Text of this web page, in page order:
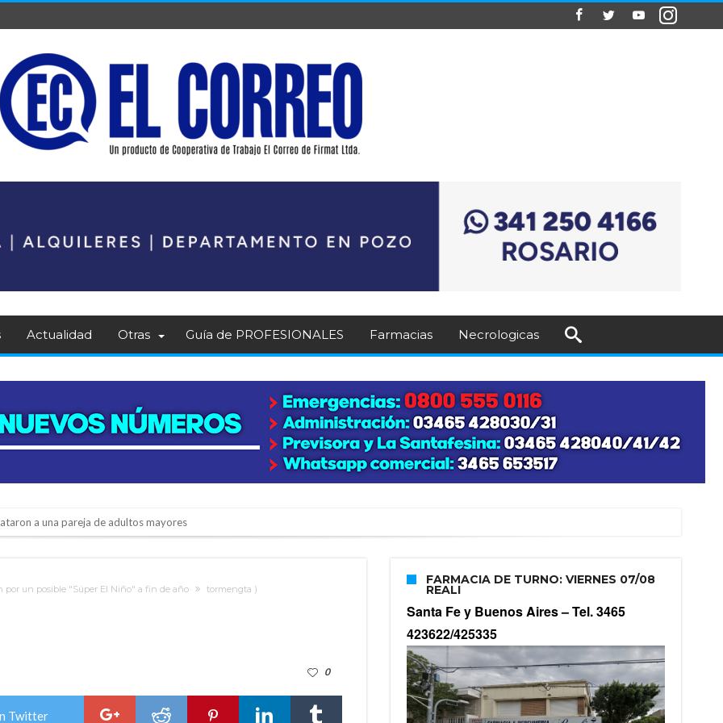
Actualidad Otras Guía de PROFESIONALES Farmacias Necrologicas
a una pareja de adultos mayores
la Expo Dose
por un posible "Súper El Niño" a fin de año tormengta )
0
Twitter
FARMACIA DE TURNO: VIERNES 07/08
REALI
Santa Fe y Buenos Aires –Tel. 3465
423622/425335